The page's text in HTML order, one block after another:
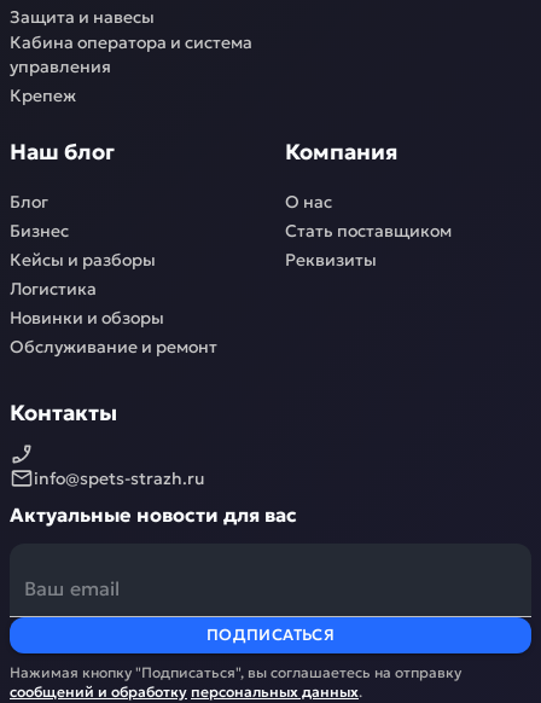
Защита и навесы
Кабина оператора и система
управления
Крепеж
Наш блог
Блог
Бизнес
Кейсы и разборы
Логистика
Новинки и обзоры
Обслуживание и ремонт
Компания
О нас
Стать поставщиком
Реквизиты
Контакты
info@spets-strazh.ru
Актуальные новости для вас
ПОДПИСАТЬСЯ
Нажимая кнопку "Подписаться", вы соглашаетесь на отправку
сообщений и обработку персональных данных.